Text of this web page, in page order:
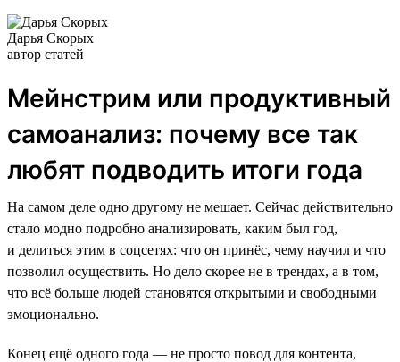
Дарья Скорых
автор статей
Мейнстрим или продуктивный
самоанализ: почему все так
любят подводить итоги года
На самом деле одно другому не мешает. Сейчас действительно
стало модно подробно анализировать, каким был год,
и делиться этим в соцсетях: что он принёс, чему научил и что
позволил осуществить. Но дело скорее не в трендах, а в том,
что всё больше людей становятся открытыми и свободными
эмоционально.
Конец ещё одного года — не просто повод для контента,